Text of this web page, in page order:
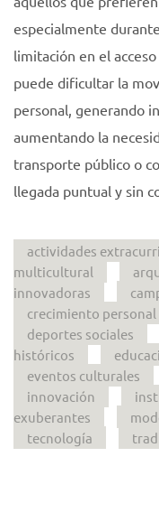
especialmente
limitación en el
puede dificultar la
personal, generando
aumentando la
transporte público o
llegada puntual y sin
actividades
multicultural
innovadoras
crecimiento personal
deportes sociales
históricos
eventos culturales
innovación
exuberantes
tecnología